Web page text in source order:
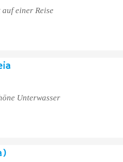
einer Reise
Unterwasser